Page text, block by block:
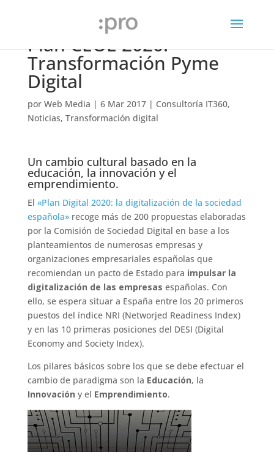
Plan CEOE 2020.
Transformación Pyme
Digital
por Web Media | 6 Mar 2017| Consultoría IT360,
Noticias, Transformación digital
Un cambio cultural basado en la
educación, la innovación y el
emprendimiento.
El «Plan Digital 2020: la digitalización de la sociedad
española»recoge más de 200 propuestas elaboradas
por la Comisión de Sociedad Digital en base a los
planteamientos de numerosas empresas y
organizaciones empresariales españolas que
recomiendan un pacto de Estado para impulsar la
digitalización de las empresas españolas. Con
ello, se espera situar a España entre los 20 primeros
puestos del índice NRI (Networjed Readiness Index)
y en las 10 primeras posiciones del DESI (Digital
Economy and Society Index).
Los pilares básicos sobre los que se debe efectuar el
cambio de paradigma son la Educación, la
Innovación y el Emprendimiento.